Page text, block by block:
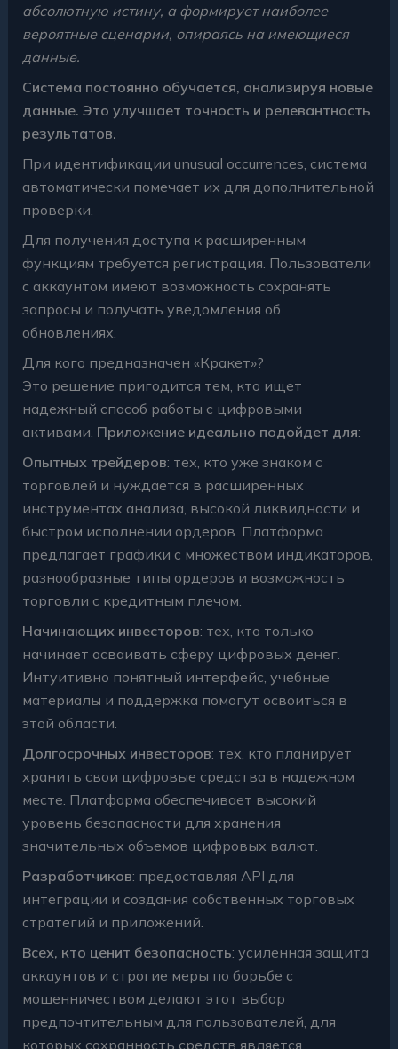
абсолютную истину, а формирует наиболее
вероятные сценарии, опираясь на имеющиеся
данные.
Система постоянно обучается, анализируя новые
данные. Это улучшает точность и релевантность
результатов.
При идентификации unusual occurrences, система
автоматически помечает их для дополнительной
проверки.
Для получения доступа к расширенным
функциям требуется регистрация. Пользователи
с аккаунтом имеют возможность сохранять
запросы и получать уведомления об
обновлениях.
Для кого предназначен «Кракет»?
Это решение пригодится тем, кто ищет
надежный способ работы с цифровыми
активами. Приложение идеально подойдет для:
Опытных трейдеров: тех, кто уже знаком с
торговлей и нуждается в расширенных
инструментах анализа, высокой ликвидности и
быстром исполнении ордеров. Платформа
предлагает графики с множеством индикаторов,
разнообразные типы ордеров и возможность
торговли с кредитным плечом.
Начинающих инвесторов: тех, кто только
начинает осваивать сферу цифровых денег.
Интуитивно понятный интерфейс, учебные
материалы и поддержка помогут освоиться в
этой области.
Долгосрочных инвесторов: тех, кто планирует
хранить свои цифровые средства в надежном
месте. Платформа обеспечивает высокий
уровень безопасности для хранения
значительных объемов цифровых валют.
Разработчиков: предоставляя API для
интеграции и создания собственных торговых
стратегий и приложений.
Всех, кто ценит безопасность: усиленная защита
аккаунтов и строгие меры по борьбе с
мошенничеством делают этот выбор
предпочтительным для пользователей, для
которых сохранность средств является